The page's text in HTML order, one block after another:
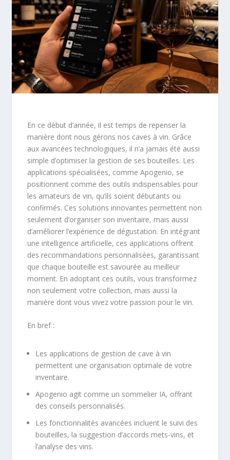
En ce début d’année, il est temps de repenser la
manière dont nous gérons nos caves à vin. Grâce
aux avancées technologiques, il n’a jamais été aussi
simple d’optimiser la gestion de ses bouteilles. Les
applications spécialisées, comme Apogenio, se
positionnent comme des outils indispensables pour
les amateurs de vin, qu’ils soient débutants ou
confirmés. Ces solutions innovantes permettent non
seulement d’organiser son inventaire, mais aussi
d’améliorer l’expérience de dégustation. En intégrant
une intelligence artificielle, ces applications offrent
des recommandations personnalisées, garantissant
que chaque bouteille est savourée au meilleur
moment. En adoptant ces outils, vous transformez
non seulement votre collection, mais aussi la
manière dont vous vivez votre passion pour le vin.
En bref :
Les applications de gestion de cave à vin
permettent une organisation optimale de votre
inventaire.
Apogenio agit comme un sommelier IA, offrant
des conseils personnalisés.
Les fonctionnalités avancées incluent le suivi des
bouteilles, la suggestion d’accords mets-vins, et
l’analyse des vins.